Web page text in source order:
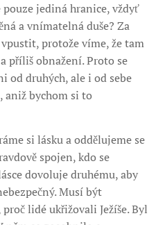
jediná hranice, vždyť
a vnímatelná duše? Za
protože víme, že tam
příliš obnažení. Proto se
od druhých, ale i od sebe
aniž bychom si to
si lásku a oddělujeme se
spojen, kdo se
dovoluje druhému, aby
Musí být
lidé ukřižovali Ježíše. Byl